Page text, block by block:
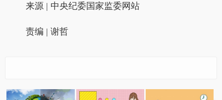
来源 | 中央纪委国家监委网站
责编 | 谢哲